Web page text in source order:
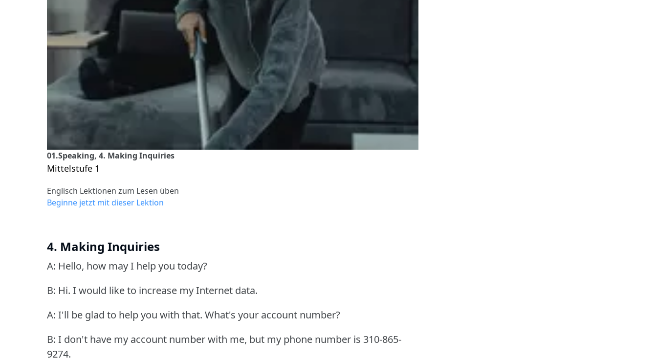
01.Speaking, 4. Making Inquiries
Mittelstufe 1
Englisch Lektionen zum Lesen üben
Beginne jetzt mit dieser Lektion
4. Making Inquiries
A: Hello, how may I help you today?
B: Hi. I would like to increase my Internet data.
A: I'll be glad to help you with that. What's your account number?
B: I don't have my account number with me, but my phone number is 310-865-
9274.